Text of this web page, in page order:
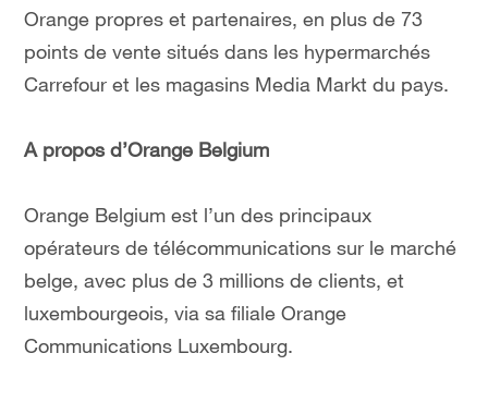
Orange propres et partenaires, en plus de 73
points de vente situés dans les hypermarchés
Carrefour et les magasins Media Markt du pays.
A propos d’Orange Belgium
Orange Belgium est l’un des principaux
opérateurs de télécommunications sur le marché
belge, avec plus de 3 millions de clients, et
luxembourgeois, via sa filiale Orange
Communications Luxembourg.